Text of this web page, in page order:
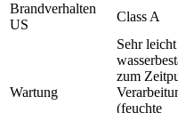
Brandverhalten
US
Class A
Wartung
Sehr leicht
zum
(feuchte